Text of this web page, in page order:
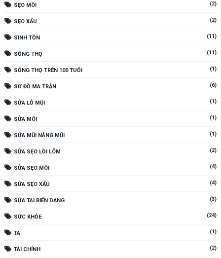
SẸO MÔI (2)
SẸO XẤU (2)
SINH TỒN (11)
SỐNG THỌ (11)
SỐNG THỌ TRÊN 100 TUỔI (1)
SƠ ĐỒ MA TRẬN (6)
SỬA LỖ MŨI (1)
SỬA MÔI (1)
SỬA MŨI NÂNG MŨI (1)
SỬA SẸO LỒI LÕM (2)
SỬA SẸO MÔI (4)
SỬA SẸO XẤU (4)
SỬA TAI BIẾN DẠNG (3)
SỨC KHỎE (24)
TA (1)
TÀI CHÍNH (2)